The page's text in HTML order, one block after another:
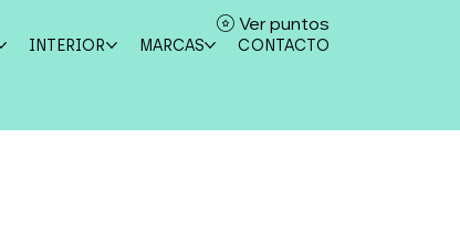
INTERIOR MARCAS CONTACTO
Ver puntos